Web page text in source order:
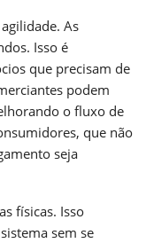
As
Isso é
que precisam de
podem
o fluxo de
que não
seja
físicas. Isso
sem se